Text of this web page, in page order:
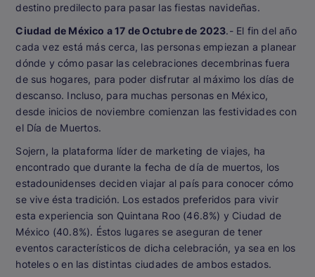
destino predilecto para pasar las fiestas navideñas.
Ciudad de México a 17 de Octubre de 2023.- El fin del año
cada vez está más cerca, las personas empiezan a planear
dónde y cómo pasar las celebraciones decembrinas fuera
de sus hogares, para poder disfrutar al máximo los días de
descanso. Incluso, para muchas personas en México,
desde inicios de noviembre comienzan las festividades con
el Día de Muertos.
Sojern, la plataforma líder de marketing de viajes, ha
encontrado que durante la fecha de día de muertos, los
estadounidenses deciden viajar al país para conocer cómo
se vive ésta tradición. Los estados preferidos para vivir
esta experiencia son Quintana Roo (46.8%) y Ciudad de
México (40.8%). Éstos lugares se aseguran de tener
eventos característicos de dicha celebración, ya sea en los
hoteles o en las distintas ciudades de ambos estados.